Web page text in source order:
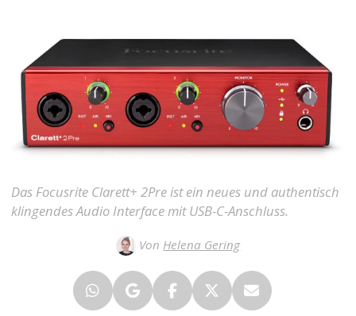
Das Focusrite Clarett+ 2Pre ist ein neues und authentisch
klingendes Audio Interface mit USB-C-Anschluss.
Von Helena Gering